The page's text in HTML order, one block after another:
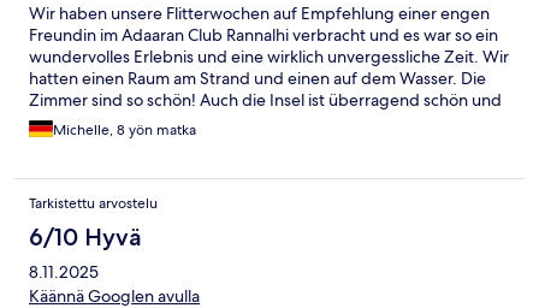
Wir haben unsere Flitterwochen auf Empfehlung einer engen
Freundin im Adaaran Club Rannalhi verbracht und es war so ein
wundervolles Erlebnis und eine wirklich unvergessliche Zeit. Wir
hatten einen Raum am Strand und einen auf dem Wasser. Die
Zimmer sind so schön! Auch die Insel ist überragend schön und
es gibt immer was Neues zu entdecken. Auch das Essen und die
Drinks haben uns sehr geschmeckt. Die Leute dort sind sehr
unglaublich freundlich, aufmerksam und zuvorkommend und
hat uns tolle Tipps für den Aufenthalt hier gegeben! Auch Ishani
von der Rezeption hat uns so herzlich und freundlich in Empfang
genommen und uns die Insel gezeigt. Beide sind wirklich so
liebe Seelen - wie alle Mitarbeiter dort! Wir waren noch nie so
traurig, dass ein Urlaub zu Ende gegangen ist. Danke für alles,
Michelle, 8 yön matka
Tarkistettu arvostelu
6/10 Hyvä
8.11.2025
Käännä Googlen avulla